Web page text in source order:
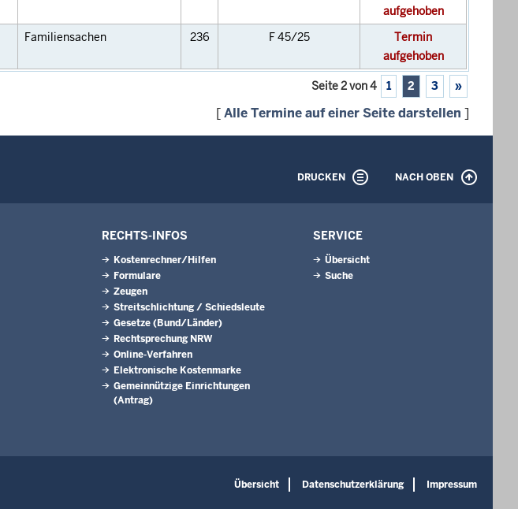
aufgehoben
Familiensachen 236 F 45/25
Termin
aufgehoben
Seite 2 von 4 1 2 3 »
[Alle Termine auf einer Seite darstellen ]
DRUCKEN NACH OBEN
RECHTS-INFOS
Kostenrechner/Hilfen
Formulare
Zeugen
Streitschlichtung / Schiedsleute
Gesetze (Bund/Länder)
Rechtsprechung NRW
Online-Verfahren
Elektronische Kostenmarke
Gemeinnützige Einrichtungen
(Antrag)
SERVICE
Übersicht
Suche
Übersicht Datenschutzerklärung Impressum